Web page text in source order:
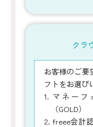
クラ
お客様のご要
フトをお選び
1. マネーフ
（GOLD）
2. freee会計